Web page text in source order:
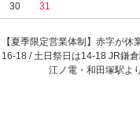
30 31
【夏季限定営業体制】赤字が休
16-18 / 土日祭日は14-18 JR鎌
江ノ電・和田塚駅よ